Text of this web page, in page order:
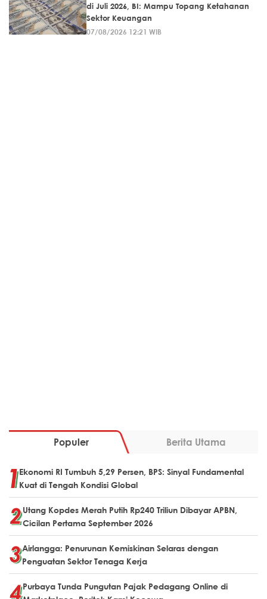
di Juli 2026, BI: Mampu Topang Ketahanan
Sektor Keuangan
07/08/2026 12:21 WIB
Populer Berita Utama
Ekonomi RI Tumbuh 5,29 Persen, BPS: Sinyal Fundamental
Kuat di Tengah Kondisi Global
Utang Kopdes Merah Putih Rp240 Triliun Dibayar APBN,
Cicilan Pertama September 2026
Airlangga: Penurunan Kemiskinan Selaras dengan
Penguatan Sektor Tenaga Kerja
Purbaya Tunda Pungutan Pajak Pedagang Online di